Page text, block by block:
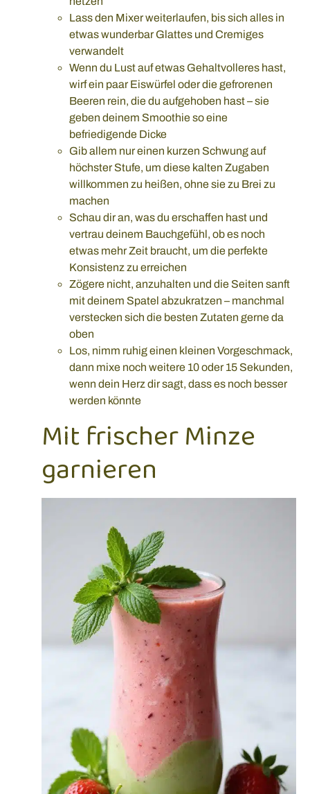
Lass den Mixer weiterlaufen, bis sich alles in
etwas wunderbar Glattes und Cremiges
verwandelt
Wenn du Lust auf etwas Gehaltvolleres hast,
wirf ein paar Eiswürfel oder die gefrorenen
Beeren rein, die du aufgehoben hast – sie
geben deinem Smoothie so eine
befriedigende Dicke
Gib allem nur einen kurzen Schwung auf
höchster Stufe, um diese kalten Zugaben
willkommen zu heißen, ohne sie zu Brei zu
machen
Schau dir an, was du erschaffen hast und
vertrau deinem Bauchgefühl, ob es noch
etwas mehr Zeit braucht, um die perfekte
Konsistenz zu erreichen
Zögere nicht, anzuhalten und die Seiten sanft
mit deinem Spatel abzukratzen – manchmal
verstecken sich die besten Zutaten gerne da
oben
Los, nimm ruhig einen kleinen Vorgeschmack,
dann mixe noch weitere 10 oder 15 Sekunden,
wenn dein Herz dir sagt, dass es noch besser
werden könnte
Mit frischer Minze
garnieren